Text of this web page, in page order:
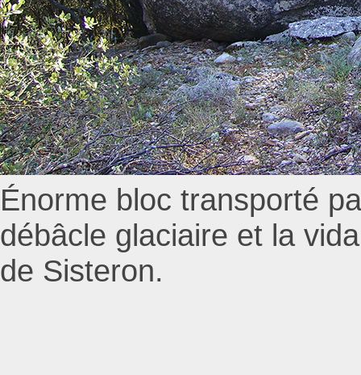
Énorme bloc transporté
débâcle glaciaire et la
de Sisteron.